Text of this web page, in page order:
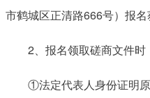
市鹤城区正清路666号）报名
2、报名领取磋商文件时
①法定代表人身份证明